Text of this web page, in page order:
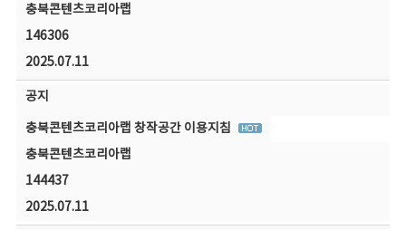
충북콘텐츠코리아랩
146306
2025.07.11
공지
충북콘텐츠코리아랩 창작공간 이용지침
충북콘텐츠코리아랩
144437
2025.07.11